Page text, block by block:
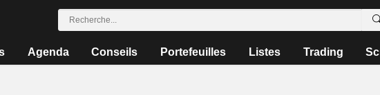
Agenda Conseils Portefeuilles Listes Trading